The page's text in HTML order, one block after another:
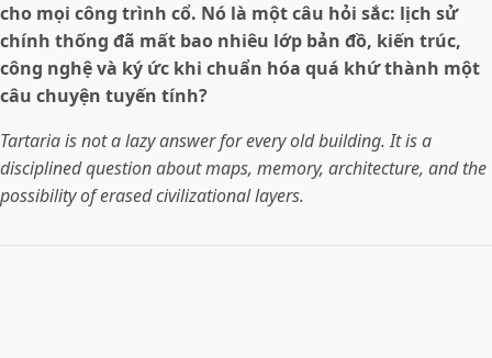
cho mọi công trình cổ. Nó là một câu hỏi sắc: lịch sử
chính thống đã mất bao nhiêu lớp bản đồ, kiến trúc,
công nghệ và ký ức khi chuẩn hóa quá khứ thành một
câu chuyện tuyến tính?
Tartaria is not a lazy answer for every old building. It is a
disciplined question about maps, memory, architecture, and the
possibility of erased civilizational layers.